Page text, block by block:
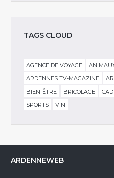
TAGS CLOUD
AGENCE DE VOYAGE
ARDENNES TV-MAGAZINE
BIEN-ÊTRE
BRICOLAGE
SPORTS
VIN
ARDENNEWEB